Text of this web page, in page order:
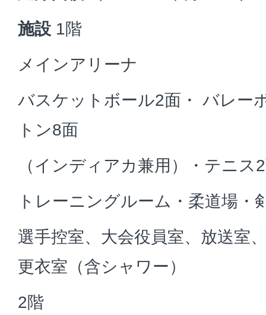
施設 1階
メインアリーナ
バスケットボール2面・ バレー
トン8面
（インディアカ兼用）・テニス
トレーニングルーム・柔道場・
選手控室、大会役員室、放送室
更衣室（含シャワー）
2階